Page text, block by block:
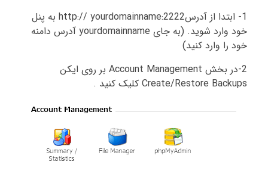
1- ابتدا از آدرسhttp:// yourdomainname:2222 به پنل
خود وارد شوید. (به جای yourdomainname آدرس دامنه
خود را وارد کنید)
2-در بخش Account Management بر روی ایکن
Create/Restore Backups کلیک کنید .